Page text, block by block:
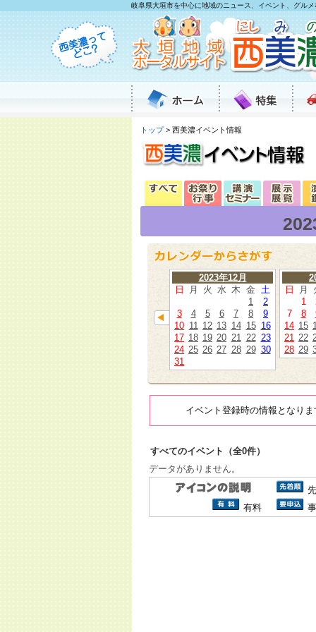
岐阜県大垣市を中心に地域のニュース、イベント、グル
トップ> 西美濃イベント情報
2023年12月
日
月 火 水 木 金 土
1
2
3
4 5 6 7 8
9
10 11 12 13 14 15 16
17 18 19 20 21 22 23
24 25 26 27 28 29 30
31
日
月
1
7
8
14 15
21 22
28 29
イベント登録時の情報となり
すべてのイベント（全0件）
データがありません。
有料